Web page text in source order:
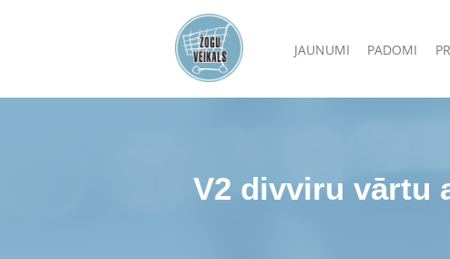
JAUNUMI PADOMI
V2 divviru vārtu